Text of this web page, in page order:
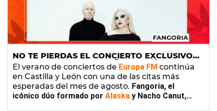
NO TE PIERDAS EL CONCIERTO EXCLUSIVO
DE FANGORIA EN LA BAÑEZA (LEÓN) CON
EUROPA FM
El verano de conciertos de Europa FM continúa
en Castilla y León con una de las citas más
esperadas del mes de agosto. Fangoria, el
icónico dúo formado por Alaska y Nacho Canut,